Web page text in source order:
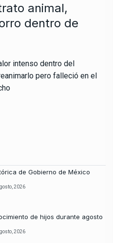
animal,
dentro de
intenso dentro del
pero falleció en el
de Gobierno de México
2026
de hijos durante agosto
2026